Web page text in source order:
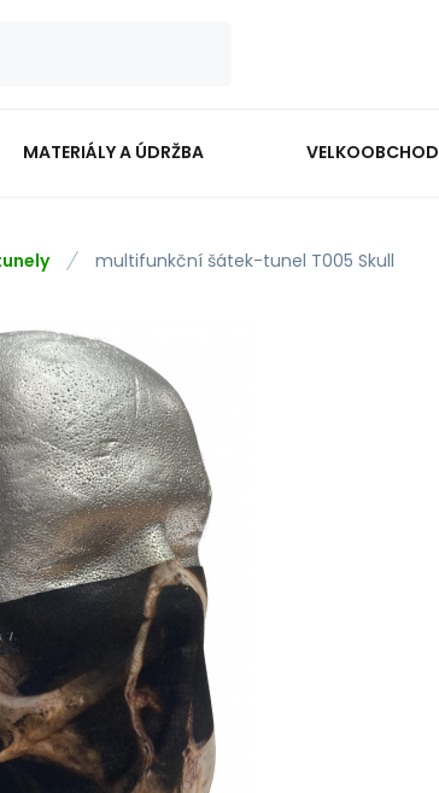
MATERIÁLY A ÚDRŽBA VELKOOBCHOD
multifunkční šátek-tunel T005 Skull